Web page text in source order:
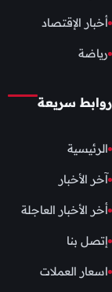
أخبار الإقتصاد
رياضة
روابط سريعة
الرئيسية
آخر الأخبار
أخر الأخبار العاجلة
إتصل بنا
اسعار العملات